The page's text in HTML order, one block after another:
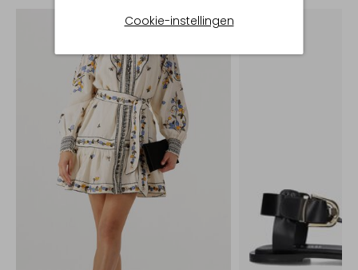
Cookie-instellingen